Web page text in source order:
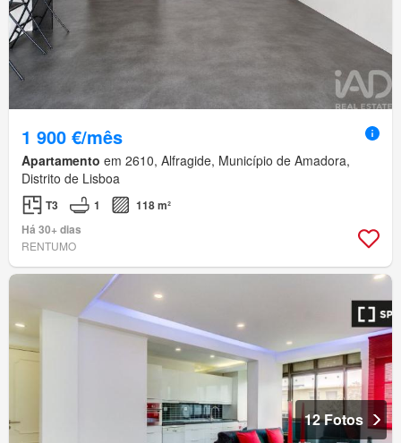
1 900 €/mês
Apartamento em 2610, Alfragide, Município de Amadora,
Distrito de Lisboa
T3 1
118 m²
Há 30+ dias
RENTUMO
12 Fotos